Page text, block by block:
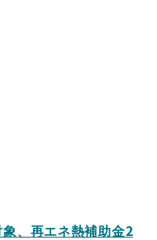
、再エネ熱補助金2